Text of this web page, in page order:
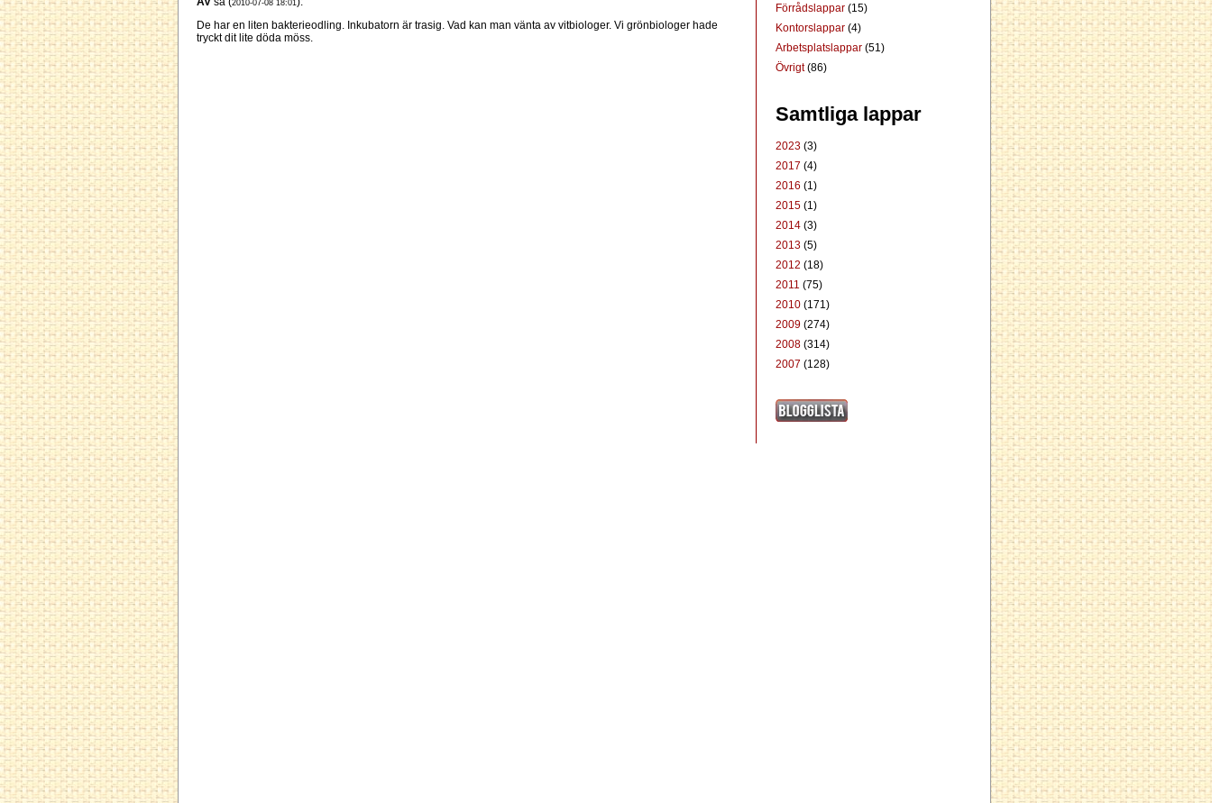
2010-07-08 18:01
De har en liten bakterieodling. Inkubatorn är trasig. Vad kan man vänta av vitbiologer. Vi grönbiologer hade
tryckt dit lite döda möss.
Förrådslappar (15)
Kontorslappar (4)
Arbetsplatslappar (51)
Övrigt(86)
Samtliga lappar
2023 (3)
2017 (4)
2016 (1)
2015 (1)
2014 (3)
2013 (5)
2012 (18)
2011 (75)
2010 (171)
2009 (274)
2008 (314)
2007 (128)